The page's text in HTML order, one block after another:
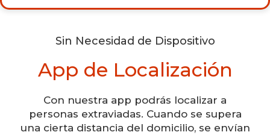
Sin Necesidad de Dispositivo
App de Localización
Con nuestra app podrás localizar a
personas extraviadas. Cuando se supera
una cierta distancia del domicilio, se envían